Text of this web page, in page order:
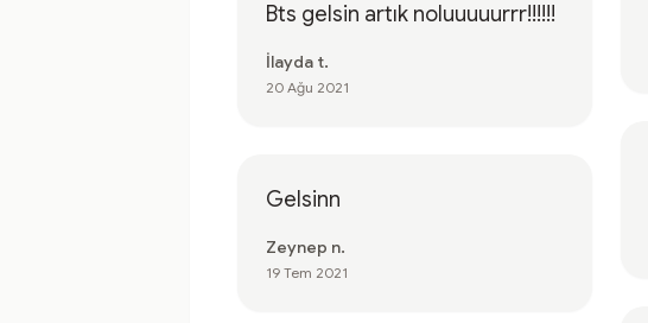
Bts gelsin artık noluuuuurrr!!!!!!
İlayda t.
20 Ağu 2021
Gelsinn
Zeynep n.
19 Tem 2021